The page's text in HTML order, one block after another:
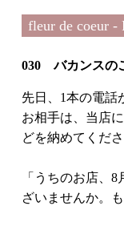
fleur de coeur -
030 バカンスの
先日、1本の電話
お相手は、当店
どを納めてくだ
「うちのお店、
ざいませんか。